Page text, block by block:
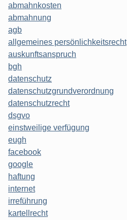
abmahnkosten
abmahnung
agb
allgemeines persönlichkeitsrecht
auskunftsanspruch
bgh
datenschutz
datenschutzgrundverordnung
datenschutzrecht
dsgvo
einstweilige verfügung
eugh
facebook
google
haftung
internet
irreführung
kartellrecht